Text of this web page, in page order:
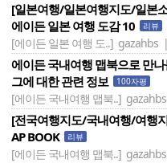
[일본여행/일본여행지도/일본
에이든 일본 여행 도감 10
리뷰
[에이든 일본 여행 도..] gazahbs
에이든 국내여행 맵북으로 만
그에 대한 관련 정보
100자평
[에이든 국내여행 맵북..]
[전국여행지도/국내여행/여행
AP BOOK
리뷰
[에이든 국내여행 맵북..]